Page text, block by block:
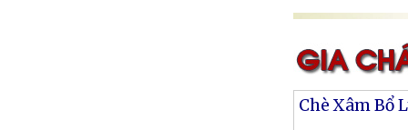
Chè Xâm Bổ